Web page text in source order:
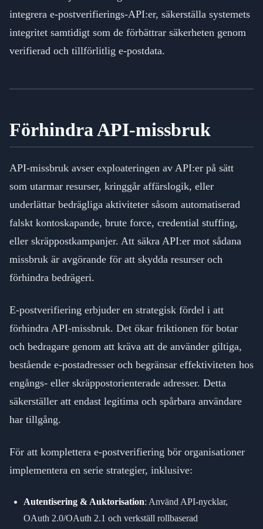
integrera e-postverifierings-API:er, säkerställa systemets
integritet samtidigt som de förbättrar säkerheten genom
verifierad och tillförlitlig e-postdata.
Förhindra API-missbruk
API-missbruk avser exploateringen av API:er på sätt
som utarmar resurser, kringgår affärslogik, eller
underlättar bedrägliga aktiviteter såsom automatiserad
falskt kontoskapande, brute force, credential stuffing,
eller skräppostkampanjer. Att säkra API:er mot sådana
missbruk är avgörande för att skydda resurser och
förhindra bedrägeri.
E-postverifiering erbjuder en strategisk fördel i att
förhindra API-missbruk. Det ökar friktionen för botar
och bedragare genom att kräva att de använder giltiga,
bestående e-postadresser och begränsar effektiviteten hos
engångs- eller skräppostorienterade adresser. Detta
säkerställer att endast legitima och spårbara användare
har tillgång.
För att komplettera e-postverifiering bör organisationer
implementera en serie strategier, inklusive:
Autentisering & Auktorisation: Använd API-nycklar,
OAuth 2.0/OAuth 2.1 och verkställ rollbaserad